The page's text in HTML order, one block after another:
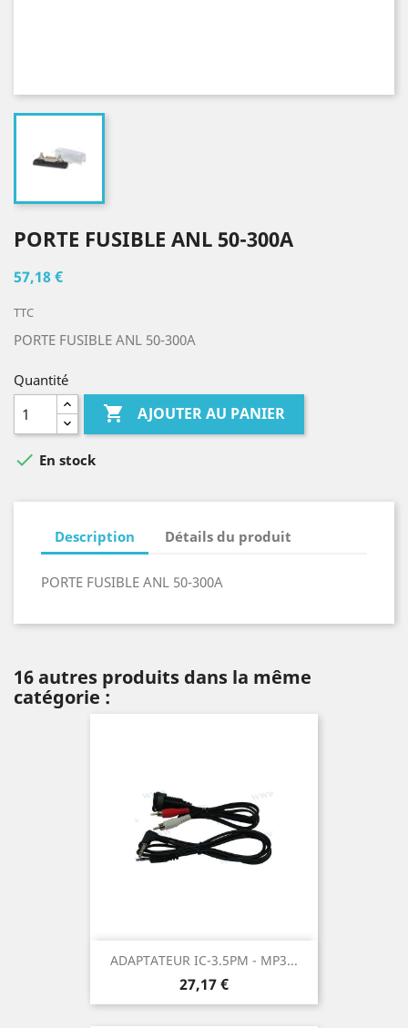
PORTE FUSIBLE ANL 50-300A
57,18 €
TTC
PORTE FUSIBLE ANL 50-300A
Quantité
 AJOUTER AU PANIER
 En stock
Description Détails du produit
PORTE FUSIBLE ANL 50-300A
16 autres produits dans la même
catégorie :
ADAPTATEUR IC-3.5PM - MP3...
Prix
27,17 €